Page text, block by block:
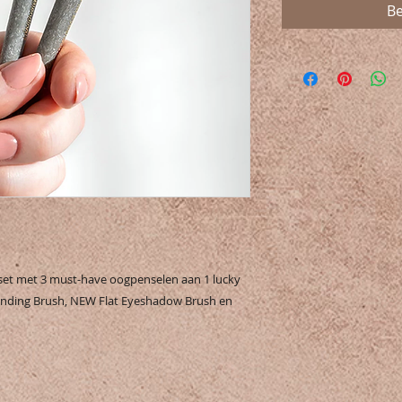
met 3 must-have oogpenselen aan 1 lucky
Brush, NEW Flat Eyeshadow Brush en